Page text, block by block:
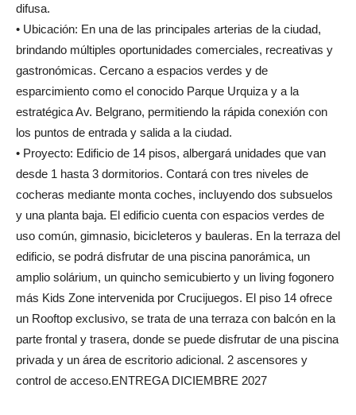
difusa.
• Ubicación: En una de las principales arterias de la ciudad,
brindando múltiples oportunidades comerciales, recreativas y
gastronómicas. Cercano a espacios verdes y de
esparcimiento como el conocido Parque Urquiza y a la
estratégica Av. Belgrano, permitiendo la rápida conexión con
los puntos de entrada y salida a la ciudad.
• Proyecto: Edificio de 14 pisos, albergará unidades que van
desde 1 hasta 3 dormitorios. Contará con tres niveles de
cocheras mediante monta coches, incluyendo dos subsuelos
y una planta baja. El edificio cuenta con espacios verdes de
uso común, gimnasio, bicicleteros y bauleras. En la terraza del
edificio, se podrá disfrutar de una piscina panorámica, un
amplio solárium, un quincho semicubierto y un living fogonero
más Kids Zone intervenida por Crucijuegos. El piso 14 ofrece
un Rooftop exclusivo, se trata de una terraza con balcón en la
parte frontal y trasera, donde se puede disfrutar de una piscina
privada y un área de escritorio adicional. 2 ascensores y
control de acceso.ENTREGA DICIEMBRE 2027